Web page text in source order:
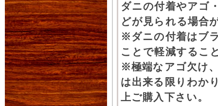
ダニの付着やアゴ
どが見られる場合
※ダニの付着はブ
ことで軽減するこ
※極端なアゴ欠け
は出来る限りわか
上ご購入下さい。